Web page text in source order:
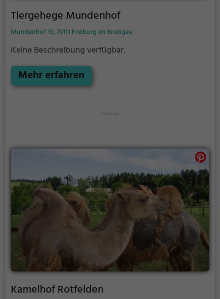
Tiergehege Mundenhof
Mundenhof 15, 79111 Freiburg im Breisgau
Keine Beschreibung verfügbar.
Mehr erfahren
Kamelhof Rotfelden